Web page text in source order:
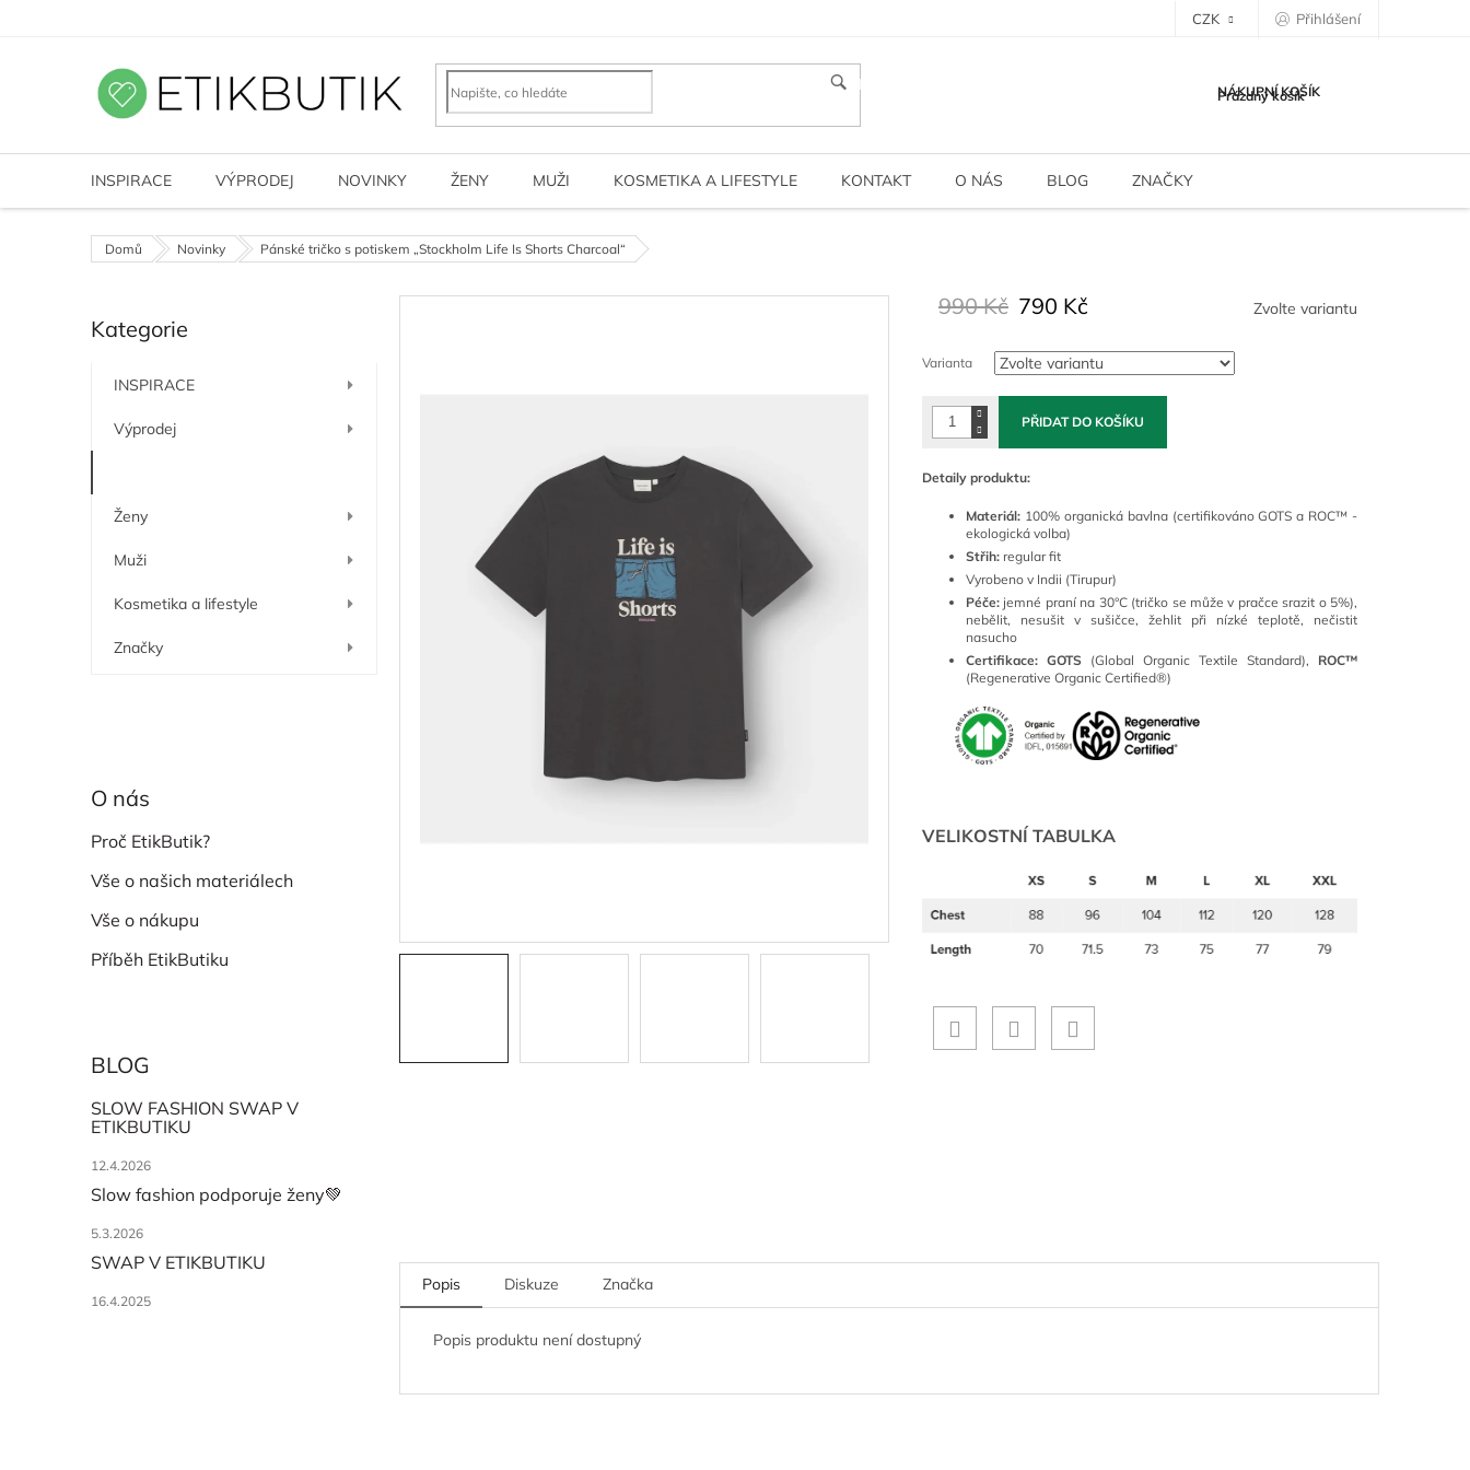
CZK Přihlášení
HLEDAT NÁKUPNÍ KOŠÍK
Prázdný košík
INSPIRACE VÝPRODEJ NOVINKY ŽENY MUŽI KOSMETIKA A LIFESTYLE KONTAKT O NÁS BLOG ZNAČKY
Domů Novinky Pánské tričko s potiskem „Stockholm Life Is Shorts Charcoal“
o
n
í
Přeskočit
kategorie
Kategorie
INSPIRACE
Výprodej
Ženy
Muži
Kosmetika a lifestyle
Značky
O nás
Proč EtikButik?
Vše o našich materiálech
Vše o nákupu
Příběh EtikButiku
BLOG
SLOW FASHION SWAP V
ETIKBUTIKU
12.4.2026
Slow fashion podporuje ženy💚
5.3.2026
SWAP V ETIKBUTIKU
16.4.2025
990 Kč 790 Kč
cena:
Zvolte variantu
Varianta
PŘIDAT DO KOŠÍKU
Detaily produktu:
Materiál: 100% organická bavlna (certifikováno GOTS a ROC™ -
ekologická volba)
Střih: regular fit
Vyrobeno v Indii (Tirupur)
Péče: jemné praní na 30°C (tričko se může v pračce srazit o 5%),
nebělit, nesušit v sušičce, žehlit při nízké teplotě, nečistit
nasucho
Certifikace: GOTS (Global Organic Textile Standard), ROC™
(Regenerative Organic Certified®)
VELIKOSTNÍ TABULKA
Popis Diskuze Značka
Popis produktu není dostupný